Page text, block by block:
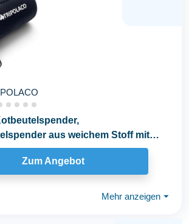
aus weichem Stoff mit
mit...
Zum Angebot
Mehr anzeigen ⏷